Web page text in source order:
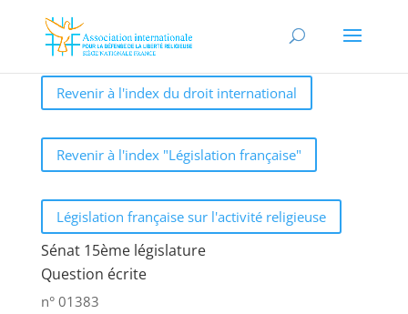
Revenir à l'index du droit international
Revenir à l'index "Législation française"
Législation française sur l'activité religieuse
Sénat 15ème législature
Question écrite
n° 01383